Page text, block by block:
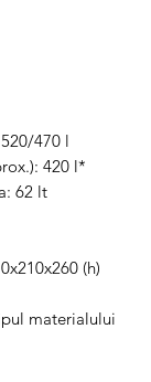
470 l
420 l*
62 lt
(h)
materialului